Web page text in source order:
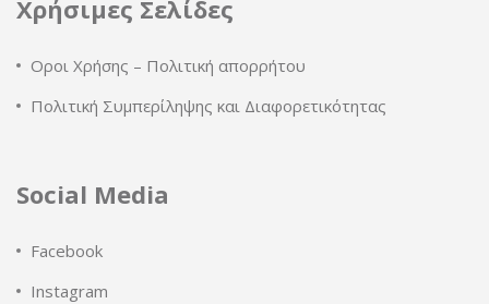
Χρήσιμες Σελίδες
Οροι Χρήσης – Πολιτική απορρήτου
Πολιτική Συμπερίληψης και Διαφορετικότητας
Social Media
Facebook
Instagram